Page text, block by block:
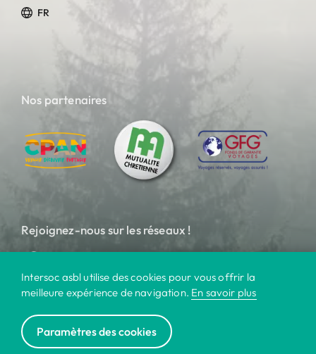
FR
Nos partenaires
Rejoignez-nous sur les réseaux !
Intersoc asbl utilise des cookies pour vous offrir la
meilleure expérience de navigation. En savoir plus
Paramètres des cookies